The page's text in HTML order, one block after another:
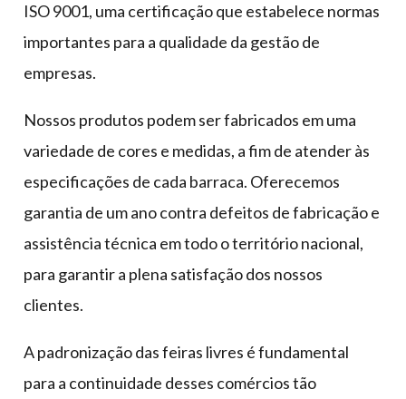
ISO 9001, uma certificação que estabelece normas
importantes para a qualidade da gestão de
empresas.
Nossos produtos podem ser fabricados em uma
variedade de cores e medidas, a fim de atender às
especificações de cada barraca. Oferecemos
garantia de um ano contra defeitos de fabricação e
assistência técnica em todo o território nacional,
para garantir a plena satisfação dos nossos
clientes.
A padronização das feiras livres é fundamental
para a continuidade desses comércios tão